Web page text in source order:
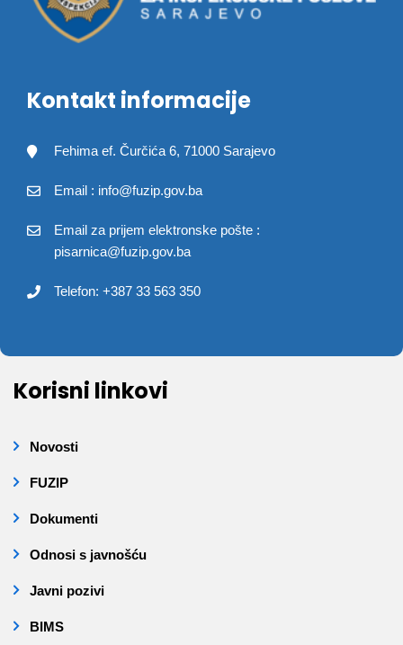
Kontakt informacije
Fehima ef. Čurčića 6, 71000 Sarajevo
Email : info@fuzip.gov.ba
Email za prijem elektronske pošte :
pisarnica@fuzip.gov.ba
Telefon: +387 33 563 350
Korisni linkovi
Novosti
FUZIP
Dokumenti
Odnosi s javnošću
Javni pozivi
BIMS